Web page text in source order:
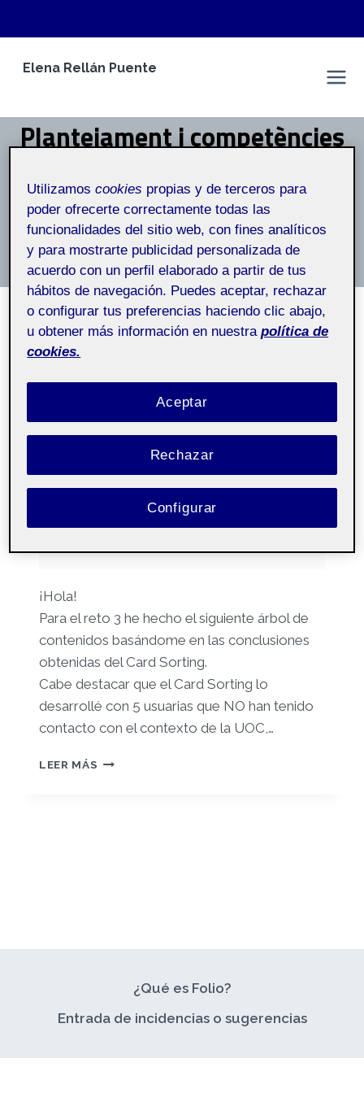
Elena Rellán Puente
Plantejament i competències
R3
Inicio / Plantejament i competències R3
Plantejament i competències R3
CONTENIDOS
PorElena Rellán Puente 1 mayo, 2024
Arquitectura de la
informació – Aula 1 |
Pública
¡Hola!
Para el reto 3 he hecho el siguiente árbol de
contenidos basándome en las conclusiones
obtenidas del Card Sorting.
Cabe destacar que el Card Sorting lo
desarrollé con 5 usuarias que NO han tenido
contacto con el contexto de la UOC,…
LEER MÁS RETO
¿Qué es Folio?
Entrada de incidencias o sugerencias
Utilizamoscookies propias y de terceros para
poder ofrecerte correctamente todas las
funcionalidades del sitio web, con fines analíticos
y para mostrarte publicidad personalizada de
acuerdo con un perfil elaborado a partir de tus
hábitos de navegación. Puedes aceptar, rechazar
o configurar tus preferencias haciendo clic abajo,
u obtener más información en nuestra política de
cookies.
Rechazar
Aceptar
Configurar